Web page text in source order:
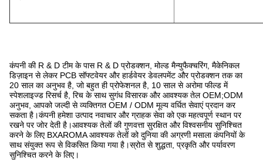
कंपनी की R & D टीम के पास R & D प्रोडक्शन, मोल्ड मैन्युफैक्चरिंग, मैकेनिकल
डिज़ाइन से लेकर PCB सॉफ्टवेयर और हार्डवेयर डेवलपमेंट और प्रोडक्शन तक का
20 साल का अनुभव है, जो बहुत ही प्रोफेशनल है, 10 साल से अरोमा फील्ड में
स्पेशलाइज्ड रिसर्च है, रिच के साथ सुगंध विसारक और आवश्यक तेल OEM;ODM
अनुभव, आपको जल्दी से व्यक्तिगत OEM / ODM मूल्य वर्धित सेवाएं प्रदान कर
सकता है।कंपनी हमेशा उत्पाद नवाचार और ग्राहक सेवा को एक महत्वपूर्ण स्थान पर
रखने पर जोर देती है।आवश्यक तेलों की गुणवत्ता सुरक्षित और विश्वसनीय सुनिश्चित
करने के लिए BXAROMA आवश्यक तेलों को दुनिया की अग्रणी मसाला कंपनियों के
साथ संयुक्त रूप से विकसित किया गया है।स्रोत से शुद्धता, प्रकृति और पर्यावरण
सुनिश्चित करने के लिए।